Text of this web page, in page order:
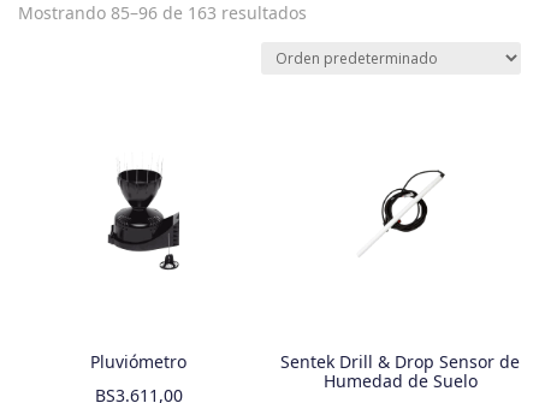
Mostrando 85–96 de 163 resultados
Pluviómetro
BS3.611,00
Sentek Drill & Drop Sensor de
Humedad de Suelo